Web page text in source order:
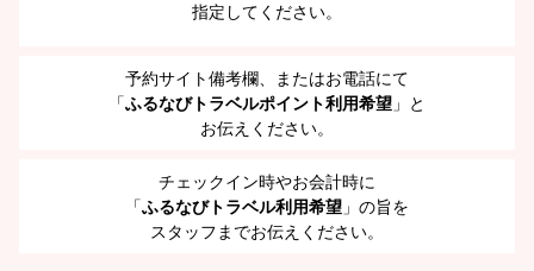
指定してください。
予約サイト備考欄、またはお電話にて
「ふるなびトラベルポイント利用希望 」と
お伝えください。
チェックイン時やお会計時に
「ふるなびトラベル利用希望 」の旨を
スタッフまでお伝えください。